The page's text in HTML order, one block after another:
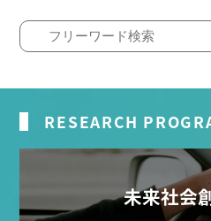
RESEARCH
未来社会